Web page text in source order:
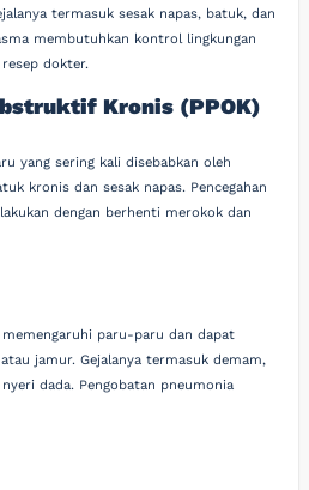
termasuk sesak napas, batuk, dan
membutuhkan kontrol lingkungan
dokter.
Kronis (PPOK)
yang sering kali disebabkan oleh
kronis dan sesak napas. Pencegahan
dengan berhenti merokok dan
paru-paru dan dapat
jamur. Gejalanya termasuk demam,
dada. Pengobatan pneumonia